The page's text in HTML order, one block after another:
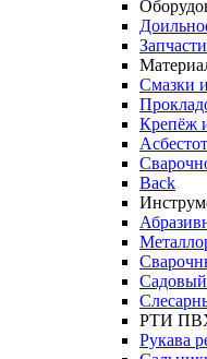
Смазки
Крепёж
Back
Садовый
РТИ
Рукава